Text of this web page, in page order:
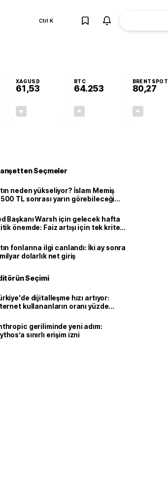
Ctrl K
XAGUSD
61,53
BTC
64.253
BRENTSPOT
80,27
Seçmeler
neden yükseliyor? İslam Memiş
TL sonrası yarın görebileceği
Başkanı Warsh için gelecek hafta
önemde: Faiz artışı için tek kriter
fonlarına ilgi canlandı: İki ay sonra
dolarlık net giriş
Seçimi
dijitalleşme hızı artıyor:
kullananların oranı yüzde
geriliminde yeni adım:
sınırlı erişim izni